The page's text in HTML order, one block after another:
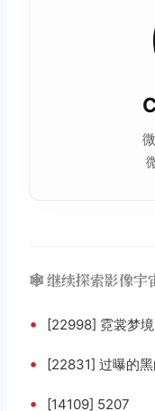
🕸️ 继续探索影像宇
• [22998] 霓裳梦境
• [22831] 过曝的
• [14109] 5207